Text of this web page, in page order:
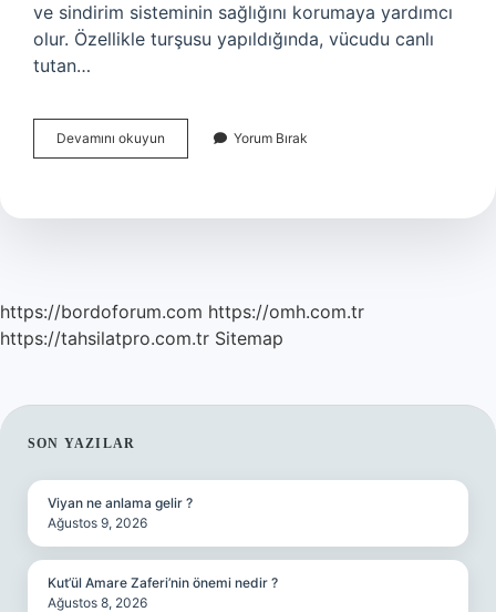
ve sindirim sisteminin sağlığını korumaya yardımcı
olur. Özellikle turşusu yapıldığında, vücudu canlı
tutan…
Devamını okuyun Menginik
Otu
Yorum Bırak
https://bordoforum.com https://omh.com.tr
https://tahsilatpro.com.tr Sitemap
SIDEBAR
SON YAZILAR
Viyan ne anlama gelir ?
Ağustos 9, 2026
Kut’ül Amare Zaferi’nin önemi nedir ?
Ağustos 8, 2026